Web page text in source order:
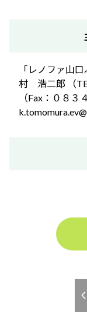
「レノファ山
村 浩二郎 （
（Fax：０８３